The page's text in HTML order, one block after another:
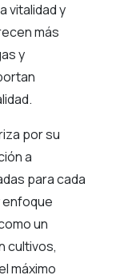
vitalidad y
más
y
por su
a
para cada
enfoque
un
cultivos,
máximo